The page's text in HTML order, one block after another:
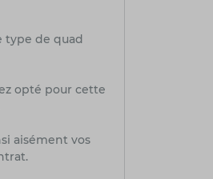
type de quad
opté pour cette
aisément vos